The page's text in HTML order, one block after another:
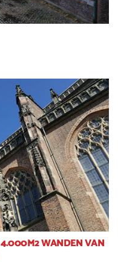
4.000M2 WANDEN VAN